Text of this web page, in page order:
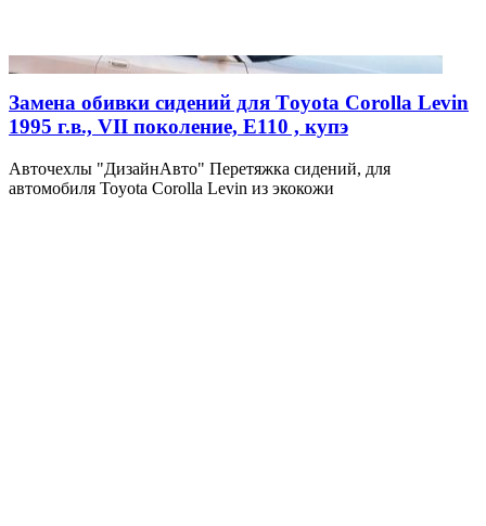
Замена обивки сидений для Тoyota Corolla Levin
1995 г.в., VII поколение, E110 , купэ
Авточехлы "ДизайнАвто" Перетяжка сидений, для
автомобиля Toyota Corolla Levin из экокожи